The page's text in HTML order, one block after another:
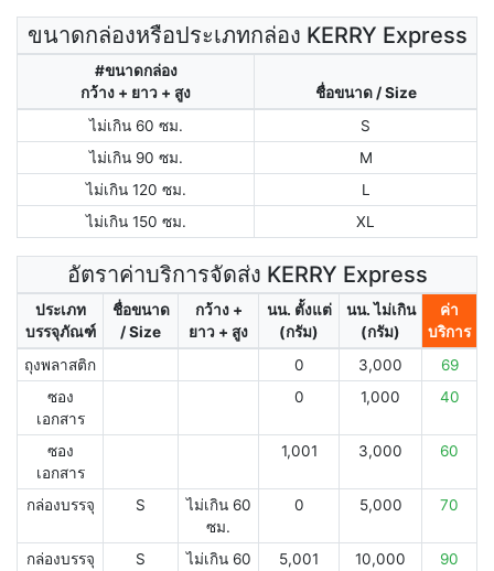
ขนาดกล่องหรือประเภทกล่อง KERRY Express
#ขนาดกล่อง
กว้าง + ยาว + สูง
ชื่อขนาด / Size
ไม่เกิน 60 ซม.
S
ไม่เกิน 90 ซม.
M
ไม่เกิน 120 ซม.
L
ไม่เกิน 150 ซม.
XL
อัตราค่าบริการจัดส่ง KERRY Express
ประเภท
บรรจุภัณฑ์
ชื่อขนาด
/ Size
กว้าง +
ยาว + สูง
นน. ตั้งแต่
(กรัม)
นน. ไม่เกิน
(กรัม)
ค่า
บริการ
ถุงพลาสติก
0 3,000
69
ซอง
เอกสาร
0 1,000 40
ซอง
เอกสาร
1,001 3,000 60
กล่องบรรจุ S
ไม่เกิน 60
ซม.
0 5,000 70
กล่องบรรจุ S
ไม่เกิน 60
5,001 10,000 90